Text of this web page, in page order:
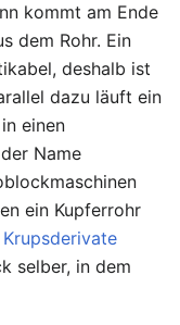
kommt am Ende
dem Rohr. Ein
deshalb ist
dazu läuft ein
einen
Name
ein Kupferrohr
Krupsderivate
selber, in dem